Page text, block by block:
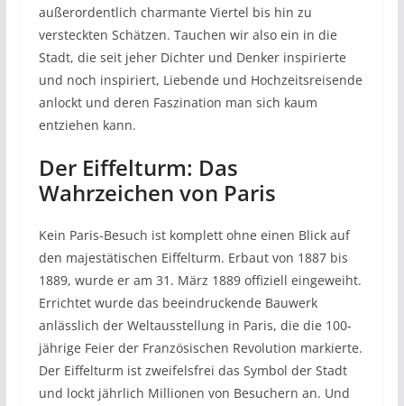
außerordentlich charmante Viertel bis hin zu
versteckten Schätzen. Tauchen wir also ein in die
Stadt, die seit jeher Dichter und Denker inspirierte
und noch inspiriert, Liebende und Hochzeitsreisende
anlockt und deren Faszination man sich kaum
entziehen kann.
Der Eiffelturm: Das
Wahrzeichen von Paris
Kein Paris-Besuch ist komplett ohne einen Blick auf
den majestätischen Eiffelturm. Erbaut von 1887 bis
1889, wurde er am 31. März 1889 offiziell eingeweiht.
Errichtet wurde das beeindruckende Bauwerk
anlässlich der Weltausstellung in Paris, die die 100-
jährige Feier der Französischen Revolution markierte.
Der Eiffelturm ist zweifelsfrei das Symbol der Stadt
und lockt jährlich Millionen von Besuchern an. Und